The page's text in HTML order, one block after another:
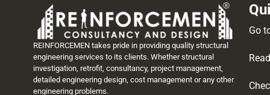
Go
REINFORCEMEN takes pride in providing quality structural
engineering services to its clients. Whether structural
investigation, retrofit, consultancy, project management,
detailed engineering design, cost management or any other
engineering problems.